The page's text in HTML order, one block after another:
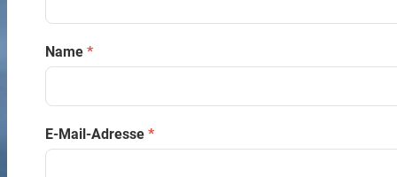
Name*
E-Mail-Adresse*